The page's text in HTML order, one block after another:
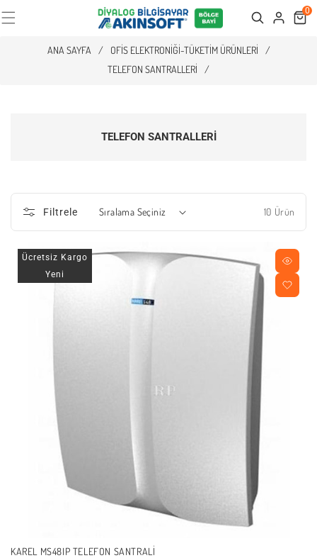
Search Cart
0
ANA SAYFA / OFIS ELEKTRONIĞI-TÜKETIM ÜRÜNLERI
/
TELEFON SANTRALLERI
/
TELEFON SANTRALLERI
Filtrele 10 Ürün
Ücretsiz Kargo
Yeni
KAREL MS48IP TELEFON SANTRALI